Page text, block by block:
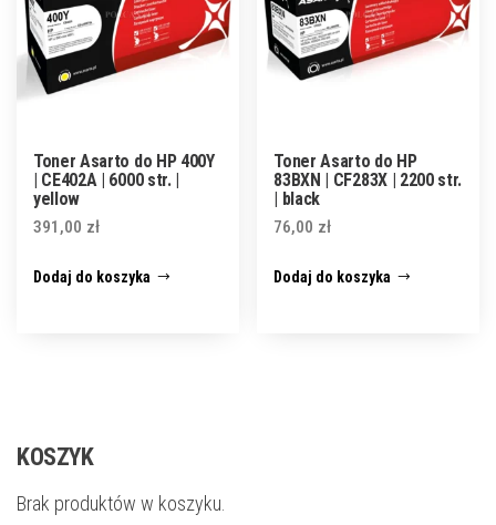
Toner Asarto do HP 400Y
| CE402A | 6000 str. |
yellow
391,00 zł
Dodaj do koszyka
Toner Asarto do HP
83BXN | CF283X | 2200 str.
| black
76,00 zł
Dodaj do koszyka
KOSZYK
Brak produktów w koszyku.